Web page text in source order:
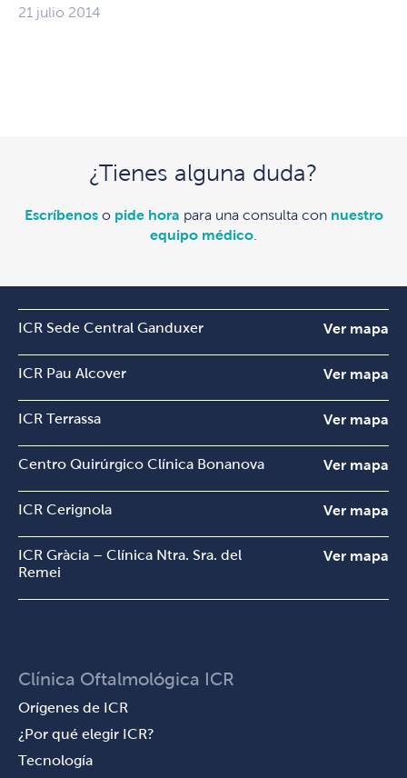
21 julio 2014
¿Tienes alguna duda?
Escríbenoso pide hora para una consulta con nuestro
equipo médico
ICR Sede Central Ganduxer Ver mapa
ICR Pau Alcover Ver mapa
ICR Terrassa Ver mapa
Centro Quirúrgico Clínica Bonanova Ver mapa
ICR Cerignola Ver mapa
ICR Gràcia – Clínica Ntra. Sra. del
Remei
Ver mapa
Clínica Oftalmológica ICR
Orígenes de ICR
¿Por qué elegir ICR?
Tecnología